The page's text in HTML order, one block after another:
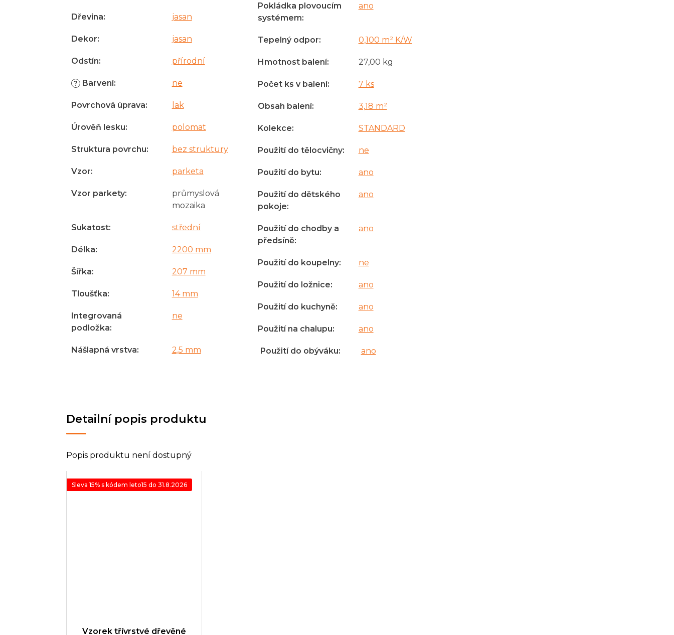
Detailní popis produktu
Popis produktu není dostupný
Dřevina: jasan
Dekor: jasan
Odstín: přírodní
? Barvení: ne
Povrchová úprava: lak
Úrověň lesku: polomat
Struktura povrchu: bez struktury
Vzor: parketa
Vzor parkety:
průmyslová
mozaika
Sukatost: střední
Délka: 2200 mm
Šířka: 207 mm
Tloušťka: 14 mm
Integrovaná
podložka:
ne
Nášlapná vrstva: 2,5 mm
Pokládka plovoucím
systémem:
ano
Tepelný odpor: 0,100 m² K/W
Hmotnost balení: 27,00 kg
Počet ks v balení: 7 ks
Obsah balení: 3,18 m²
Kolekce: STANDARD
Použití do tělocvičny: ne
Použití do bytu: ano
Použití do dětského
pokoje:
ano
Použití do chodby a
předsíně:
ano
Použití do koupelny: ne
Použití do ložnice: ano
Použití do kuchyně: ano
Použití na chalupu: ano
Použití do obýváku: ano
Sleva 15% s kódem leto15 do 31.8.2026
Vzorek třívrstvé dřevěné